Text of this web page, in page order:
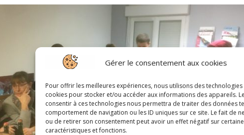
Gérer le consentement aux cookies
Pour offrir les meilleures expériences, nous utilisons des
cookies pour stocker et/ou accéder aux informations des appareils.
consentir à ces technologies nous permettra de traiter des données
comportement de navigation ou les ID uniques sur ce site. Le fait de
ou de retirer son consentement peut avoir un effet négatif sur
caractéristiques et fonctions.